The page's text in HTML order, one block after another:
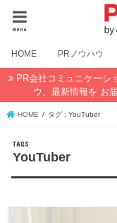
menu
HOME PRノウハウ
PR会社コミュニケーシ
ウ、最新情報を お
HOME タグ : YouTuber
YouTuber